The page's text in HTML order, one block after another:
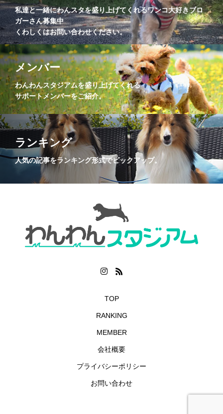
私達と一緒にわんスタを盛り上げてくれるワンコ大好きブロ
ガーさん募集中
くわしくはお問い合わせください。
メンバー
わんわんスタジアムを盛り上げてくれる
サポートメンバーをご紹介。
ランキング
人気の記事をランキング形式でピックアップ。
TOP
RANKING
MEMBER
会社概要
プライバシーポリシー
お問い合わせ